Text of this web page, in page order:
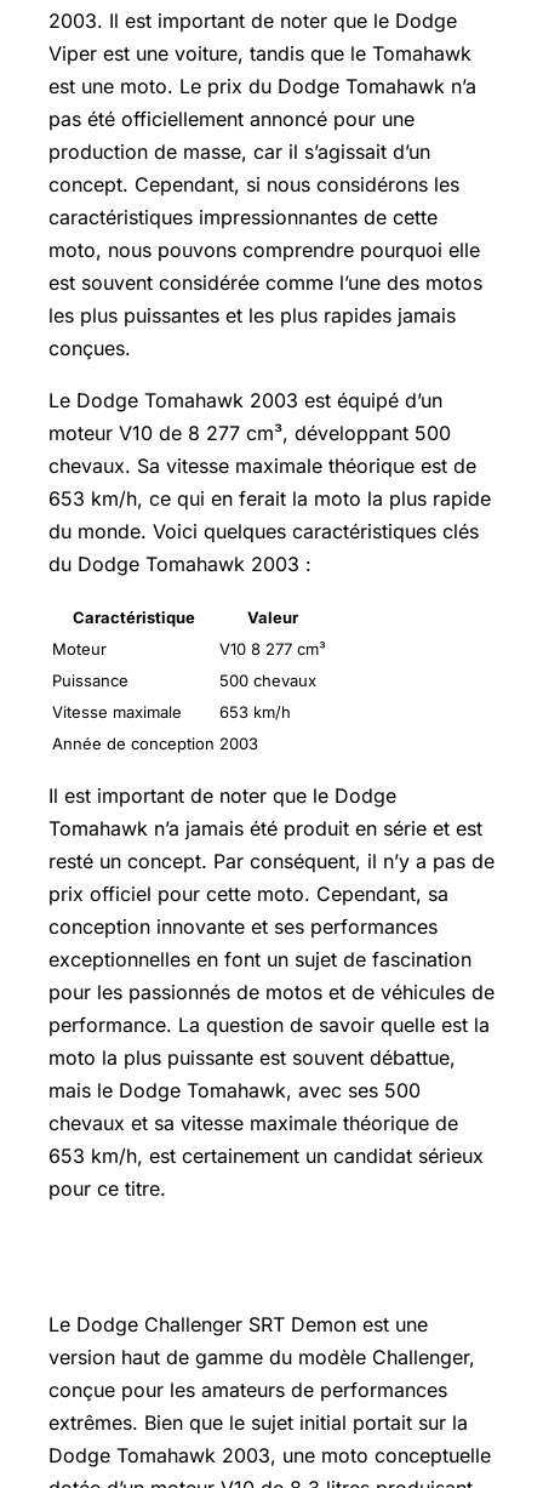
2003. Il est important de noter que le Dodge
Viper est une voiture, tandis que le Tomahawk
est une moto. Le prix du Dodge Tomahawk n’a
pas été officiellement annoncé pour une
production de masse, car il s’agissait d’un
concept. Cependant, si nous considérons les
caractéristiques impressionnantes de cette
moto, nous pouvons comprendre pourquoi elle
est souvent considérée comme l’une des motos
les plus puissantes et les plus rapides jamais
conçues.
Le Dodge Tomahawk 2003 est équipé d’un
moteur V10 de 8 277 cm³, développant 500
chevaux. Sa vitesse maximale théorique est de
653 km/h, ce qui en ferait la moto la plus rapide
du monde. Voici quelques caractéristiques clés
du Dodge Tomahawk 2003 :
Caractéristique
Valeur
Moteur
V10 8 277 cm³
Puissance
500 chevaux
Vitesse maximale
653 km/h
Année de conception 2003
Il est important de noter que le Dodge
Tomahawk n’a jamais été produit en série et est
resté un concept. Par conséquent, il n’y a pas de
prix officiel pour cette moto. Cependant, sa
conception innovante et ses performances
exceptionnelles en font un sujet de fascination
pour les passionnés de motos et de véhicules de
performance. La question de savoir quelle est la
moto la plus puissante est souvent débattue,
mais le Dodge Tomahawk, avec ses 500
chevaux et sa vitesse maximale théorique de
653 km/h, est certainement un candidat sérieux
pour ce titre.
Le Dodge Challenger SRT Demon est une
version haut de gamme du modèle Challenger,
conçue pour les amateurs de performances
extrêmes. Bien que le sujet initial portait sur la
Dodge Tomahawk 2003, une moto conceptuelle